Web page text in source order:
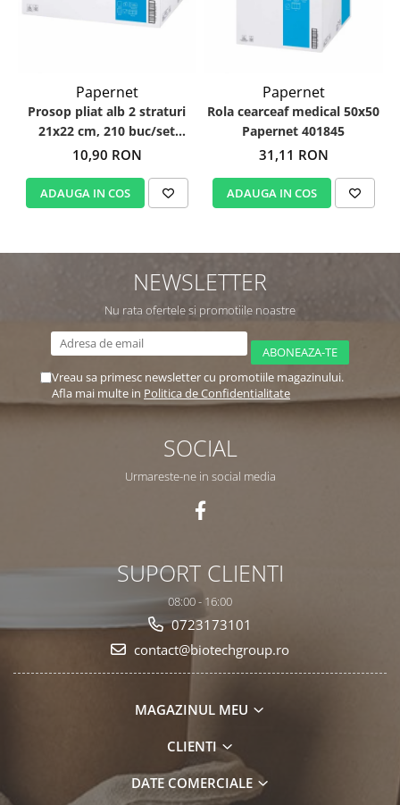
Papernet
Prosop pliat alb 2 straturi
21x22 cm, 210 buc/set
Papernet 404283
10,90 RON
ADAUGA IN COS
Papernet
Rola cearceaf medical 50x50
Papernet 401845
31,11 RON
ADAUGA IN COS
NEWSLETTER
Nu rata ofertele si promotiile noastre
Vreau sa primesc newsletter cu promotiile magazinului.
Afla mai multe in Politica de Confidentialitate
SOCIAL
Urmareste-ne in social media
SUPORT CLIENTI
08:00 - 16:00
0723173101
contact@biotechgroup.ro
MAGAZINUL MEU
CLIENTI
DATE COMERCIALE